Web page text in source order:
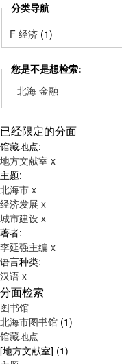
分类导航
F 经济 (1)
您是不是想检索:
北海 金融
已经限定的分面
馆藏地点:
地方文献室 x
主题:
北海市 x
经济发展 x
城市建设 x
著者:
李延强主编 x
语言种类:
汉语 x
分面检索
图书馆
北海市图书馆 (1)
馆藏地点
[地方文献室] (1)